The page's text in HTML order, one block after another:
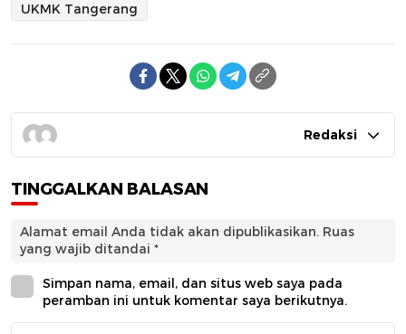
UKMK Tangerang
Redaksi
TINGGALKAN BALASAN
Alamat email Anda tidak akan dipublikasikan. Ruas
yang wajib ditandai *
Simpan nama, email, dan situs web saya pada
peramban ini untuk komentar saya berikutnya.